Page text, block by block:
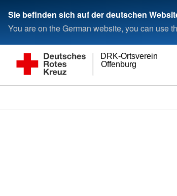
Sie befinden sich auf der deutschen
You are on the German website, you can use
Offenburg
DRK-Ortsverein